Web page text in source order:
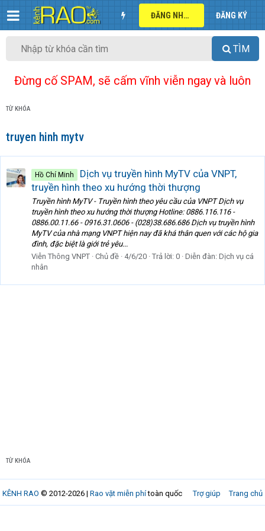
ĐĂNG NHẬP ĐĂNG KÝ
TÌM
Đừng cố SPAM, sẽ cấm vĩnh viễn ngay và luôn
TỪ KHÓA
truyen hinh mytv
Hồ Chí Minh
Dịch vụ truyền hình MyTV của VNPT,
truyền hình theo xu hướng thời thượng
Truyền hình MyTV - Truyền hình theo yêu cầu của VNPT Dịch vụ
truyền hình theo xu hướng thời thượng Hotline: 0886.116.116 -
0886.00.11.66 - 0916.31.0606 - (028)38.686.686 Dịch vụ truyền hình
MyTV của nhà mạng VNPT hiện nay đã khá thân quen với các hộ gia
đình, đặc biệt là giới trẻ yêu...
Viễn Thông VNPT Chủ đề 4/6/20 Trả lời: 0 Diễn đàn: Dịch vụ cá
nhân
TỪ KHÓA
Trợ giúp Trang chủ
KÊNH RAO © 2012-2026 | Rao vặt miễn phítoàn quốc